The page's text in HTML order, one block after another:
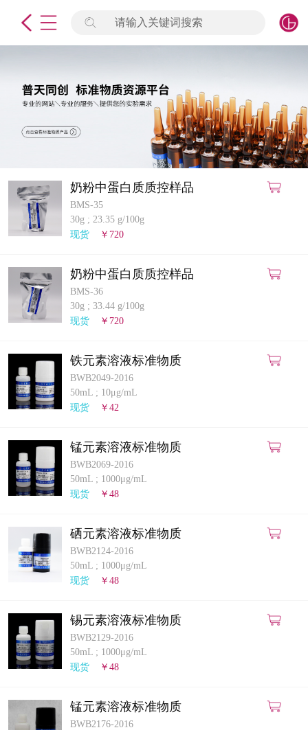
请输入关键词搜索
奶粉中蛋白质质控样品
BMS-35
30g ; 23.35 g/100g
现货
￥720
奶粉中蛋白质质控样品
BMS-36
30g ; 33.44 g/100g
现货
￥720
铁元素溶液标准物质
BWB2049-2016
50mL ; 10μg/mL
现货
￥42
锰元素溶液标准物质
BWB2069-2016
50mL ; 1000μg/mL
现货
￥48
硒元素溶液标准物质
BWB2124-2016
50mL ; 1000μg/mL
现货
￥48
锡元素溶液标准物质
BWB2129-2016
50mL ; 1000μg/mL
现货
￥48
锰元素溶液标准物质
BWB2176-2016
签到
标准物质
产品专项
微生物检测/质控品
定制标物
定制仪器
计量课堂
知识交流
公司主页
购物车
会员中心
联系我们
返回主页